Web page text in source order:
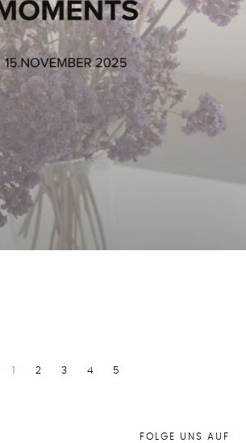
1 2 3 4 5
FOLGE UNS AUF